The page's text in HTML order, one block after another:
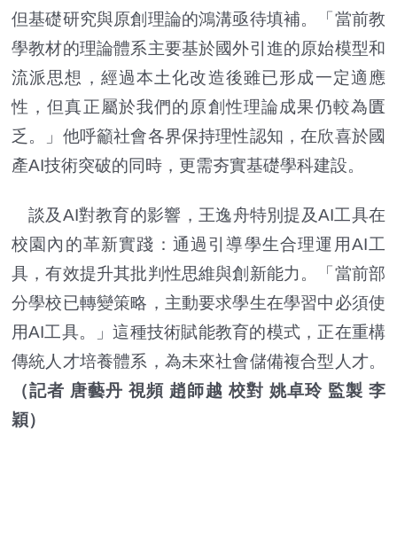
但基礎研究與原創理論的鴻溝亟待填補。「當前教
學教材的理論體系主要基於國外引進的原始模型和
流派思想，經過本土化改造後雖已形成一定適應
性，但真正屬於我們的原創性理論成果仍較為匱
乏。」他呼籲社會各界保持理性認知，在欣喜於國
產AI技術突破的同時，更需夯實基礎學科建設。
談及AI對教育的影響，王逸舟特別提及AI工具在
校園內的革新實踐：通過引導學生合理運用AI工
具，有效提升其批判性思維與創新能力。「當前部
分學校已轉變策略，主動要求學生在學習中必須使
用AI工具。」這種技術賦能教育的模式，正在重構
傳統人才培養體系，為未來社會儲備複合型人才。
（記者 唐藝丹 視頻 趙師越 校對 姚卓玲 監製 李
穎）